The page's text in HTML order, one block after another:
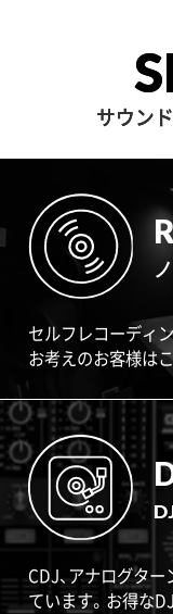
サウン
セルフレコーディ
お考えのお客様は
CDJ、アナログタ
ています。お得な